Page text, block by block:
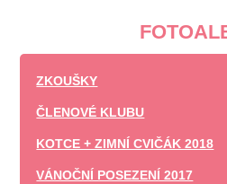
ZKOUŠKY
ČLENOVÉ KLUBU
KOTCE + ZIMNÍ CVIČÁK 2018
VÁNOČNÍ POSEZENÍ 2017